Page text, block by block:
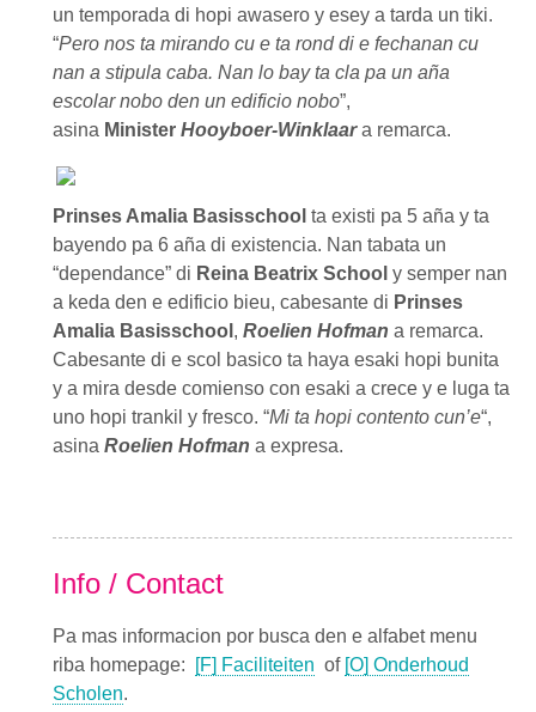
un temporada di hopi awasero y esey a tarda un tiki.
“Pero nos ta mirando cu e ta rond di e fechanan cu
nan a stipula caba. Nan lo bay ta cla pa un aña
escolar nobo den un edificio nobo”,
asina Minister Hooyboer-Winklaara remarca.
Prinses Amalia Basisschool ta existi pa 5 aña y ta
bayendo pa 6 aña di existencia. Nan tabata un
“dependance” di Reina Beatrix School y semper nan
a keda den e edificio bieu, cabesante di Prinses
Amalia Basisschool , Roelien Hofman a remarca.
Cabesante di e scol basico ta haya esaki hopi bunita
y a mira desde comienso con esaki a crece y e luga ta
uno hopi trankil y fresco. “Mi ta hopi contento cun’e“,
asina Roelien Hofman a expresa.
Info / Contact
Pa mas informacion por busca den e alfabet menu
riba homepage:
[F] Faciliteiten of [O] Onderhoud
Scholen.